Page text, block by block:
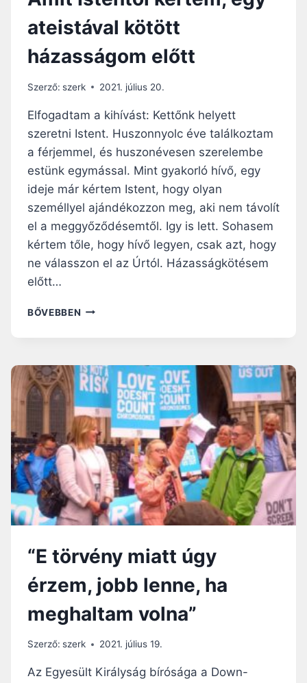
ateistával kötött
házasságom előtt
Szerző: szerk 2021. július 20.
Elfogadtam a kihívást: Kettőnk helyett
szeretni Istent. Huszonnyolc éve találkoztam
a férjemmel, és huszonévesen szerelembe
estünk egymással. Mint gyakorló hívő, egy
ideje már kértem Istent, hogy olyan
személlyel ajándékozzon meg, aki nem távolít
el a meggyőződésemtől. Igy is lett. Sohasem
kértem tőle, hogy hívő legyen, csak azt, hogy
ne válasszon el az Úrtól. Házasságkötésem
előtt…
BŐVEBBEN AMIT
ATEISTÁVAL
KÖTÖTT
HÁZASSÁGOM
ELŐTT
“E törvény miatt úgy
érzem, jobb lenne, ha
meghaltam volna”
Szerző: szerk 2021. július 19.
Az Egyesült Királyság bírósága a Down-